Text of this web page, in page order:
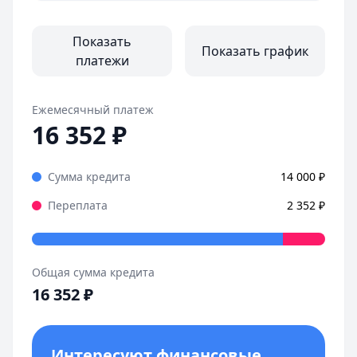
Показать
платежи
Показать график
Ежемесячный платеж
16 352₽
Сумма кредита 14 000 ₽
Переплата
2 352 ₽
Общая сумма кредита
16 352₽